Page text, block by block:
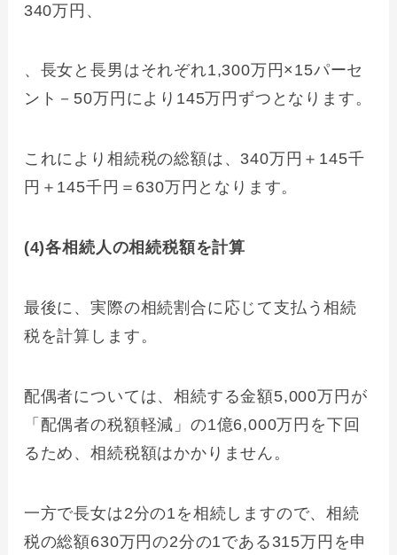
340万円、
、長女と長男はそれぞれ1,300万円×15パーセ
ント－50万円により145万円ずつとなります。
これにより相続税の総額は、340万円＋145千
円＋145千円＝630万円となります。
(4)各相続人の相続税額を計算
最後に、実際の相続割合に応じて支払う相続
税を計算します。
配偶者については、相続する金額5,000万円が
「配偶者の税額軽減」の1億6,000万円を下回
るため、相続税額はかかりません。
一方で長女は2分の1を相続しますので、相続
税の総額630万円の2分の1である315万円を申